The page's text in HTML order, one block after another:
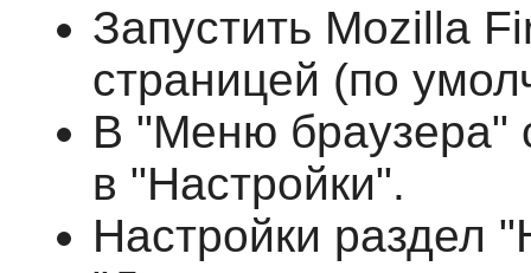
Запустить Mozilla
страницей (по
В "Меню браузера"
в "Настройки".
Настройки раздел